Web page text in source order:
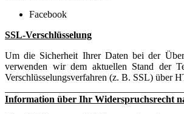
Facebook
SSL-Verschlüsselung
Um die Sicherheit Ihrer Daten bei der
verwenden wir dem aktuellen Stand der
Verschlüsselungsverfahren (z. B. SSL) über
Information über Ihr Widerspruchsrecht